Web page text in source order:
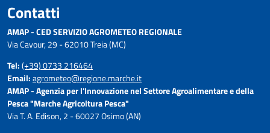
Contatti
AMAP - CED SERVIZIO AGROMETEO REGIONALE
Via Cavour, 29 - 62010 Treia (MC)
Tel:(+39) 0733 216464
Email:agrometeo@regione.marche.it
AMAP - Agenzia per l'Innovazione nel Settore Agroalimentare e della
Pesca "Marche Agricoltura Pesca"
Via T. A. Edison, 2 - 60027 Osimo (AN)